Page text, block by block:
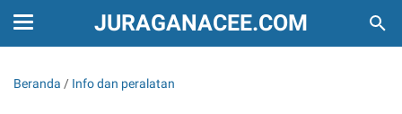
JURAGANACEE.COM
Beranda / Info dan peralatan